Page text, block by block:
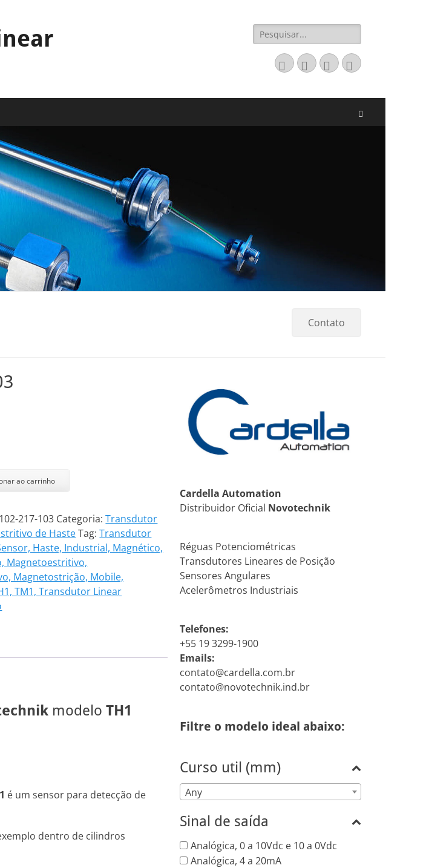
Pesquisar
por:
EmailLinkedIn
Website
Fone
Contato
ao carrinho
217-103 Categoria:Transdutor
de Haste Tag:Transdutor
Haste, Industrial, Magnético,
Magnetoestritivo,
Magnetostrição, Mobile,
TM1, Transdutor Linear
modelo TH1
é um sensor para detecção de
dentro de cilindros
Cardella Automation
Distribuidor Oficial Novotechnik
Réguas Potenciométricas
Transdutores Lineares de Posição
Sensores Angulares
Acelerômetros Industriais
Telefones:
+55 19 3299-1900
Emails:
contato@cardella.com.br
contato@novotechnik.ind.br
Filtre o modelo ideal abaixo:
Curso util (mm)
Any
Sinal de saída
Analógica, 0 a 10Vdc e 10 a 0Vdc
Analógica, 4 a 20mA